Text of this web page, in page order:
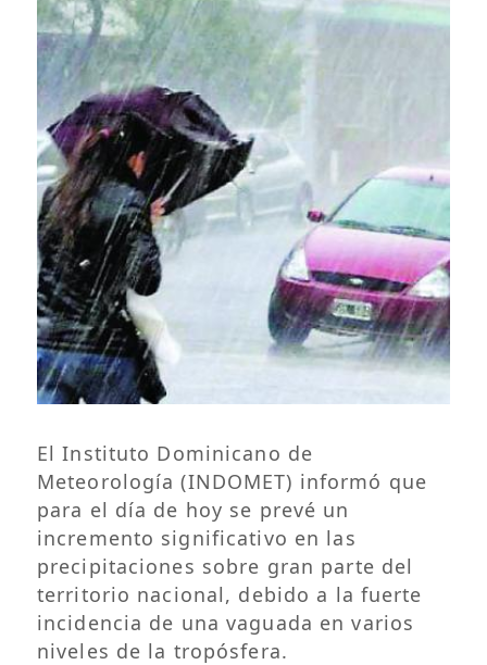
El Instituto Dominicano de
Meteorología (INDOMET) informó que
para el día de hoy se prevé un
incremento significativo en las
precipitaciones sobre gran parte del
territorio nacional, debido a la fuerte
incidencia de una vaguada en varios
niveles de la tropósfera.